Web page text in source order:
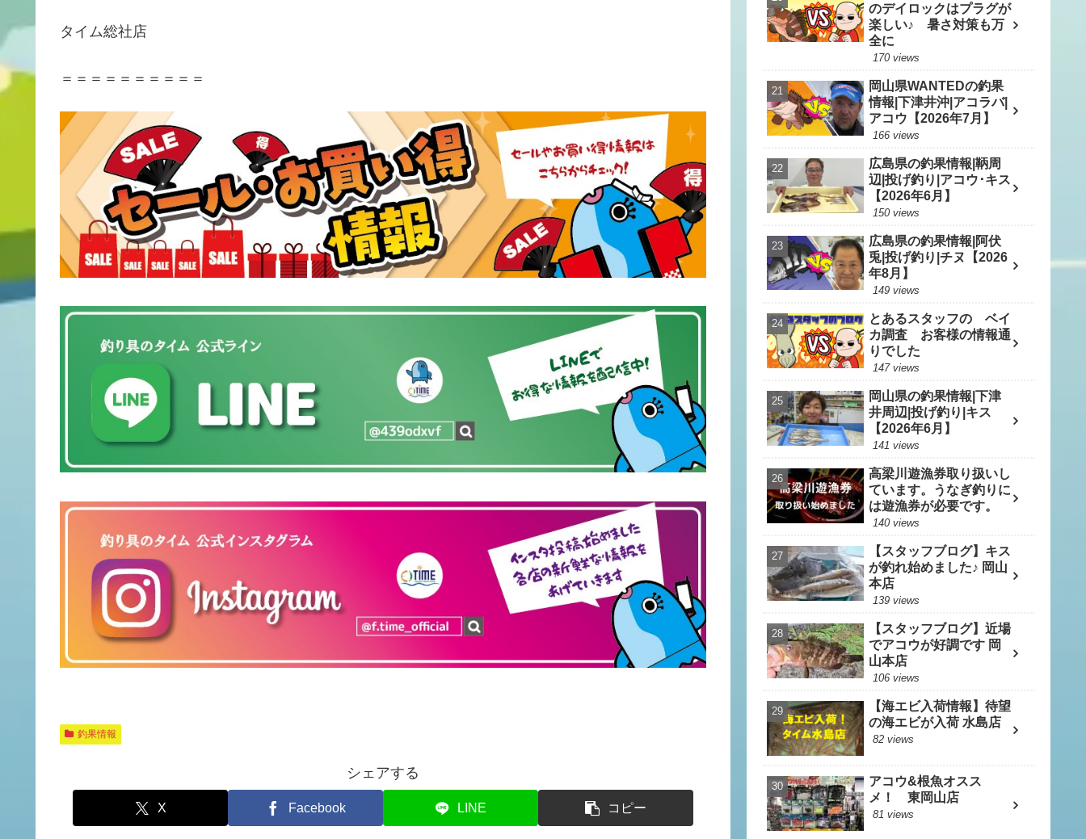
タイム総社店
＝＝＝＝＝＝＝＝＝＝
釣果情報
シェアする
X Facebook LINE コピー
のデイロックはプラグが
楽しい♪ 暑さ対策も万
全に
170 views
岡山県WANTEDの釣果
情報|下津井沖|アコラバ|
アコウ【2026年7月】
166 views
広島県の釣果情報|鞆周
辺|投げ釣り|アコウ･キス
【2026年6月】
150 views
広島県の釣果情報|阿伏
兎|投げ釣り|チヌ【2026
年8月】
149 views
とあるスタッフの ベイ
カ調査 お客様の情報通
りでした
147 views
岡山県の釣果情報|下津
井周辺|投げ釣り|キス
【2026年6月】
141 views
高梁川遊漁券取り扱いし
ています。うなぎ釣りに
は遊漁券が必要です。
140 views
【スタッフブログ】キス
が釣れ始めました♪ 岡山
本店
139 views
【スタッフブログ】近場
でアコウが好調です 岡
山本店
106 views
【海エビ入荷情報】待望
の海エビが入荷 水島店
82 views
アコウ&根魚オスス
メ！ 東岡山店
81 views